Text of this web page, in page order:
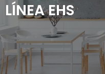
LÍNEA EHS